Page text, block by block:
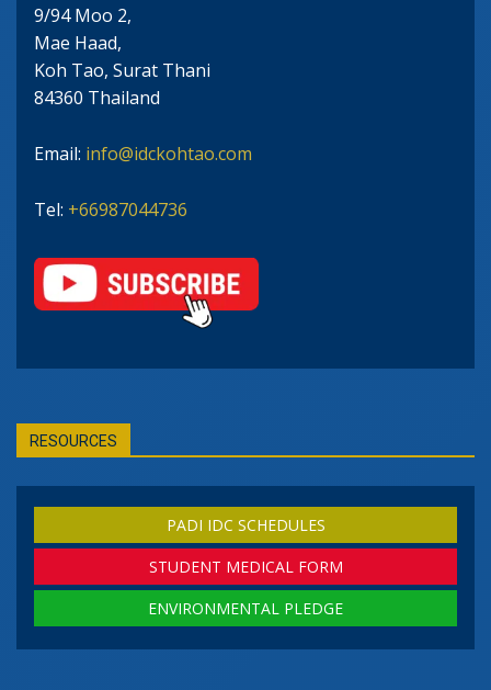
9/94 Moo 2,
Mae Haad,
Koh Tao, Surat Thani
84360 Thailand
Email: info@idckohtao.com
Tel: +66987044736
RESOURCES
PADI IDC SCHEDULES
STUDENT MEDICAL FORM
ENVIRONMENTAL PLEDGE